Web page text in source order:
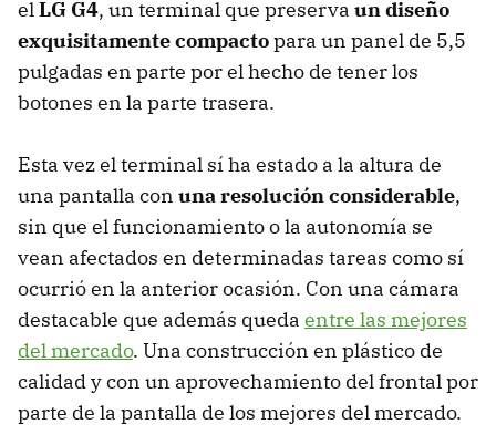
elLG G4, un terminal que preserva un diseño
exquisitamente compactopara un panel de 5,5
pulgadas en parte por el hecho de tener los
botones en la parte trasera.
Esta vez el terminal sí ha estado a la altura de
una pantalla con una resolución considerable,
sin que el funcionamiento o la autonomía se
vean afectados en determinadas tareas como sí
ocurrió en la anterior ocasión. Con una cámara
destacable que además queda entre las mejores
del mercado. Una construcción en plástico de
calidad y con un aprovechamiento del frontal por
parte de la pantalla de los mejores del mercado.